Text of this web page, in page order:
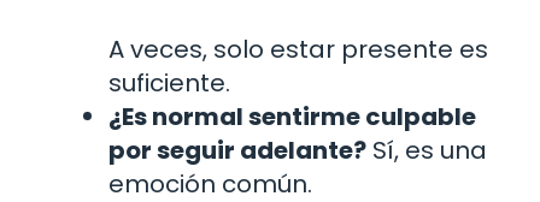
A veces, solo estar presente es
suficiente.
¿Es normal sentirme culpable
por seguir adelante? Sí, es una
emoción común.